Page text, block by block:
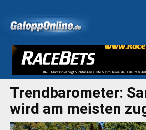
Trendbarometer:
wird am meisten